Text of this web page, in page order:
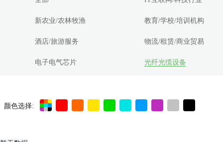
新农业/农林牧渔 教育/学校/培训机构
酒店/旅游服务 物流/租赁/商业贸易
电子电气芯片 光纤光缆设备
颜色选择: